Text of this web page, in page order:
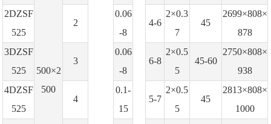
500×2
500
2DZSF
525
2
0.06
-8
4-6
2×0.3
7
45
2699×808×
878
3DZSF
525
3
0.06
-8
6-8
2×0.5
5
45-60
2750×808×
938
4DZSF
525
4
0.1-
15
5-7
2×0.5
5
45
2813×808×
1000